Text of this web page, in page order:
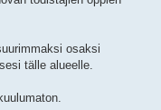
osaksi
tälle alueelle.